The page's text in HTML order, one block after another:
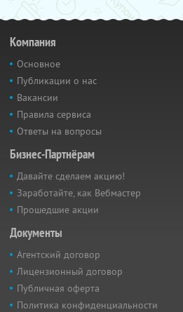
Компания
Основное
Публикации о нас
Вакансии
Правила сервиса
Ответы на вопросы
Бизнес-Партнёрам
Давайте сделаем акцию!
Заработайте, как Вебмастер
Прошедшие акции
Документы
Агентский договор
Лицензионный договор
Публичная оферта
Политика конфиденциальности